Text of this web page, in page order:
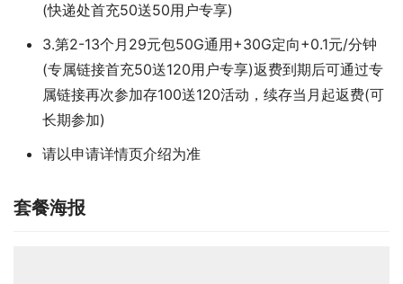
(快递处首充50送50用户专享)
3.第2-13个月29元包50G通用+30G定向+0.1元/分钟
(专属链接首充50送120用户专享)返费到期后可通过专
属链接再次参加存100送120活动，续存当月起返费(可
长期参加)
请以申请详情页介绍为准
套餐海报